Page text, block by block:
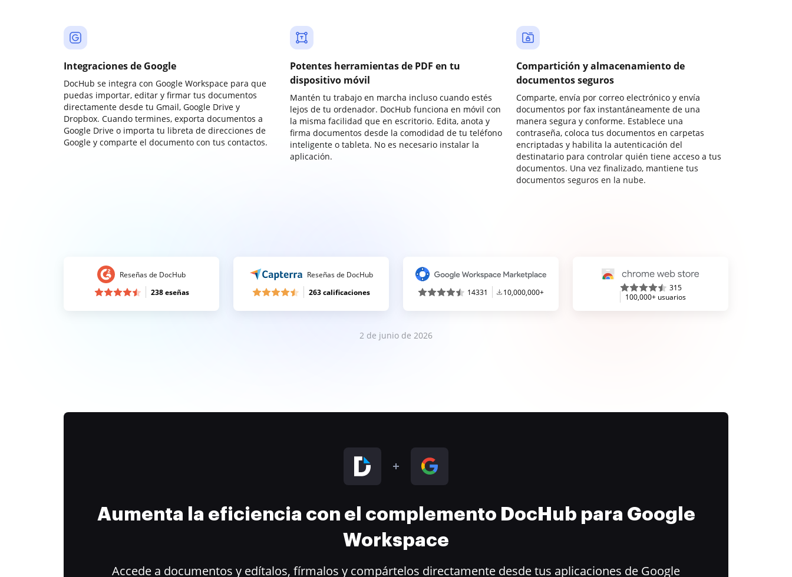
Integraciones de Google
DocHub se integra con Google Workspace para que
puedas importar, editar y firmar tus documentos
directamente desde tu Gmail, Google Drive y
Dropbox. Cuando termines, exporta documentos a
Google Drive o importa tu libreta de direcciones de
Google y comparte el documento con tus contactos.
Potentes herramientas de PDF en tu
dispositivo móvil
Mantén tu trabajo en marcha incluso cuando estés
lejos de tu ordenador. DocHub funciona en móvil con
la misma facilidad que en escritorio. Edita, anota y
firma documentos desde la comodidad de tu teléfono
inteligente o tableta. No es necesario instalar la
aplicación.
Compartición y almacenamiento de
documentos seguros
Comparte, envía por correo electrónico y envía
documentos por fax instantáneamente de una
manera segura y conforme. Establece una
contraseña, coloca tus documentos en carpetas
encriptadas y habilita la autenticación del
destinatario para controlar quién tiene acceso a tus
documentos. Una vez finalizado, mantiene tus
documentos seguros en la nube.
Reseñas de DocHub
238 eseñas
Reseñas de DocHub
263 calificaciones
14331 10,000,000+
315
100,000+ usuarios
2 de junio de 2026
Aumenta la eficiencia con el complemento DocHub para Google
Workspace
Accede a documentos y edítalos, fírmalos y compártelos directamente desde tus aplicaciones de Google